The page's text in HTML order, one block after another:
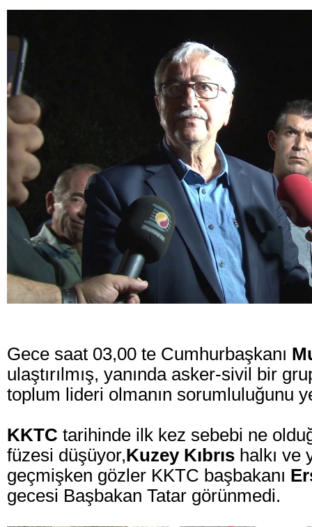
Gece saat 03,00 te Cumhurbaşkanı
ulaştırılmış, yanında asker-sivil bir
toplum lideri olmanın sorumluluğunu
KKTC tarihinde ilk kez sebebi ne
füzesi düşüyor,Kuzey Kıbrıs halkı ve
geçmişken gözler KKTC başbakanı
gecesi Başbakan Tatar görünmedi.